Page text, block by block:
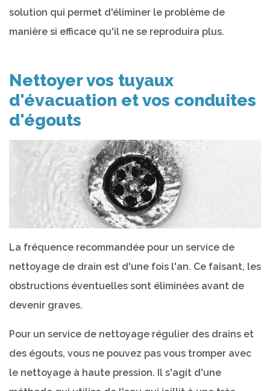
solution qui permet d'éliminer le problème de
manière si efficace qu'il ne se reproduira plus.
Nettoyer vos tuyaux
d'évacuation et vos conduites
d'égouts
La fréquence recommandée pour un service de
nettoyage de drain est d'une fois l'an. Ce faisant, les
obstructions éventuelles sont éliminées avant de
devenir graves.
Pour un service de nettoyage régulier des drains et
des égouts, vous ne pouvez pas vous tromper avec
le nettoyage à haute pression. Il s'agit d'une